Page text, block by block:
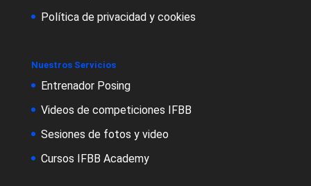
Política de privacidad y cookies
Nuestros Servicios
Entrenador Posing
Videos de competiciones IFBB
Sesiones de fotos y video
Cursos IFBB Academy